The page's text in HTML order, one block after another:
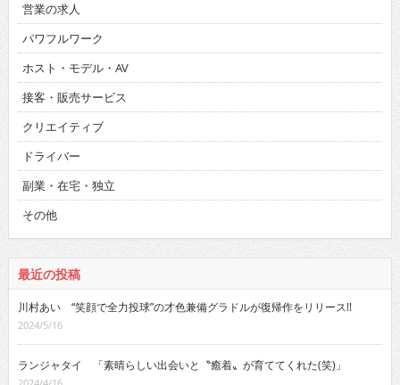
営業の求人
パワフルワーク
ホスト・モデル・AV
接客・販売サービス
クリエイティブ
ドライバー
副業・在宅・独立
その他
最近の投稿
川村あい “笑顔で全力投球”の才色兼備グラドルが復帰作をリリース!!
2024/5/16
ランジャタイ 「素晴らしい出会いと〝癒着〟が育ててくれた(笑)」